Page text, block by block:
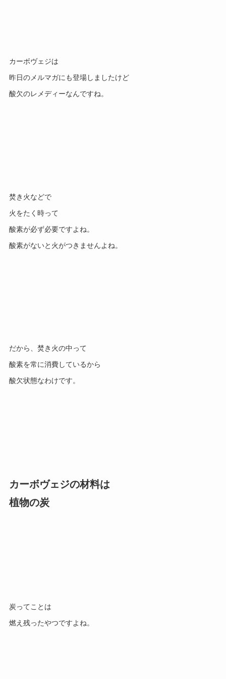
カーボヴェジは
昨日のメルマガにも登場しましたけど
酸欠のレメディーなんですね。
焚き火などで
火をたく時って
酸素が必ず必要ですよね。
酸素がないと火がつきませんよね。
だから、焚き火の中って
酸素を常に消費しているから
酸欠状態なわけです。
カーボヴェジの材料は
植物の炭
炭ってことは
燃え残ったやつですよね。